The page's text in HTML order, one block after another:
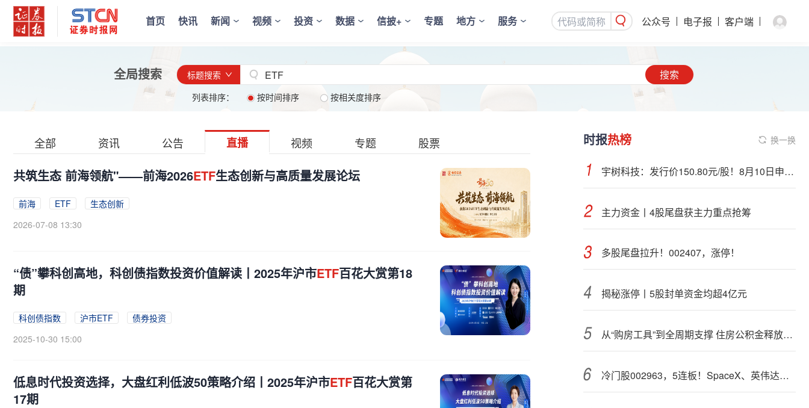
首页 快讯 新闻 视频 投资 数据 信披+ 专题 地方 服务 公众号 电子报 客户端
全局搜索 标题搜索 搜索
列表排序： 按时间排序 按相关度排序
全部 资讯 公告 直播 视频 专题 股票
共筑生态 前海领航"——前海2026ETF生态创新与高质量发展论坛
前海 ETF
生态创新
2026-07-08 13:30
“债”攀科创高地，科创债指数投资价值解读丨2025年沪市ETF百花大赏第18
期
科创债指数 沪市ETF
债券投资
2025-10-30 15:00
低息时代投资选择，大盘红利低波50策略介绍丨2025年沪市ETF百花大赏第
17期
时报热榜 换一换
宇树科技：发行价150.80元/股！8月10日申购，DeepSeek参与战略配售
主力资金丨4股尾盘获主力重点抢筹
多股尾盘拉升！002407，涨停！
揭秘涨停丨5股封单资金均超4亿元
从“购房工具”到全周期支撑 住房公积金释放更大能量
冷门股002963，5连板！SpaceX、英伟达联手，入局太空算力（附股）